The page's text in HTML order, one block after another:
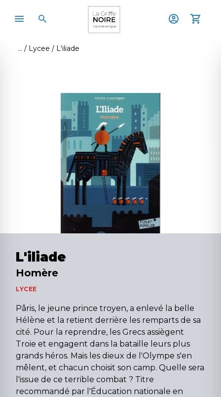
Lycee L'iliade
L'iliade
Homère
LYCEE
Pâris, le jeune prince troyen, a enlevé la belle
Hélène et la retient derrière les remparts de sa
cité. Pour la reprendre, les Grecs assiègent
Troie et engagent dans la bataille leurs plus
grands héros. Mais les dieux de l'Olympe s'en
mêlent, et chacun choisit son camp. Quelle sera
l'issue de ce terrible combat ? Titre
recommandé par l'Éducation nationale en